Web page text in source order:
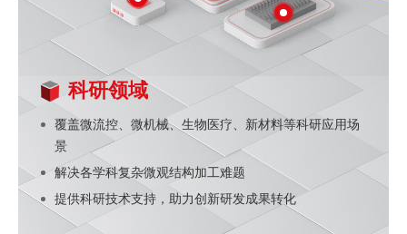
科研领域
覆盖微流控、微机械、生物医疗、新材料等科研应用场
景
解决各学科复杂微观结构加工难题
提供科研技术支持，助力创新研发成果转化